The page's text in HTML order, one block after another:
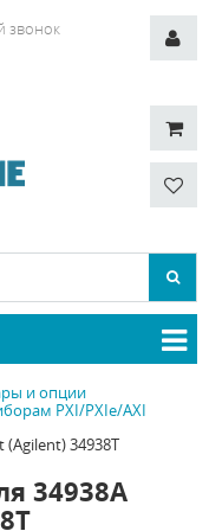
звонок
и опции
PXI/PXIe/AXI
(Agilent) 34938T
34938A